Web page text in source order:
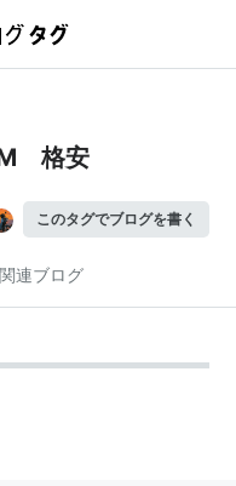
格安
このタグでブログを書く
関連ブログ